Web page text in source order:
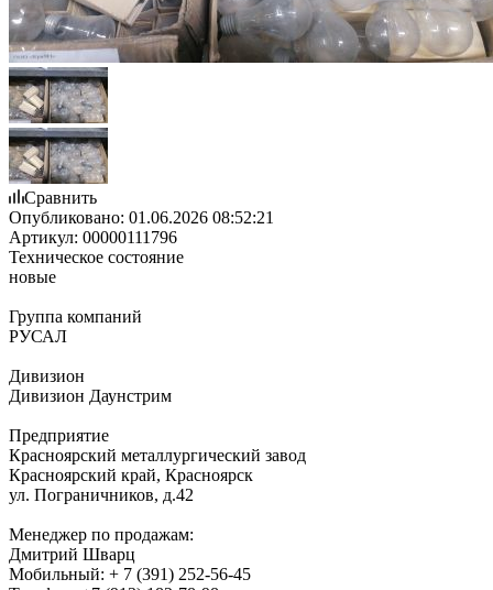
Сравнить
Опубликовано: 01.06.2026 08:52:21
Артикул: 00000111796
Техническое состояние
новые
Группа компаний
РУСАЛ
Дивизион
Дивизион Даунстрим
Предприятие
Красноярский металлургический завод
Красноярский край, Красноярск
ул. Пограничников, д.42
Менеджер по продажам:
Дмитрий Шварц
Мобильный: + 7 (391) 252-56-45